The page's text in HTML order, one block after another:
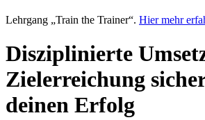
Lehrgang „Train the Trainer“. Hier mehr
Disziplinierte
Zielerreichung
deinen Erfolg